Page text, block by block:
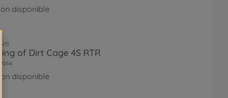
disponible
King of Dirt Cage 4S RTR
Non disponible